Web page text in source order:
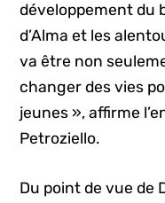
développement du
d’Alma et les
va être non
changer des vies
jeunes », affirme
Petroziello.
Du point de vue de